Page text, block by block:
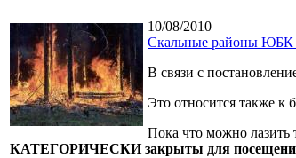
10/08/2010
Скальные районы ЮБК
В связи с
Это относится также к
Пока что можно
КАТЕГОРИЧЕСКИ закрыты для